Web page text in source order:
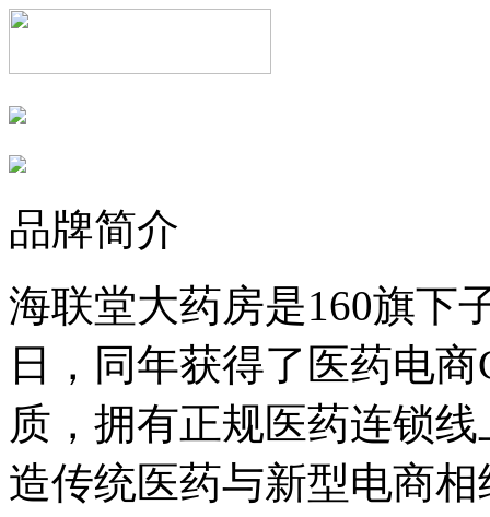
品牌简介
海联堂大药房是160旗下
日，同年获得了医药电
质，拥有正规医药连锁
造传统医药与新型电商